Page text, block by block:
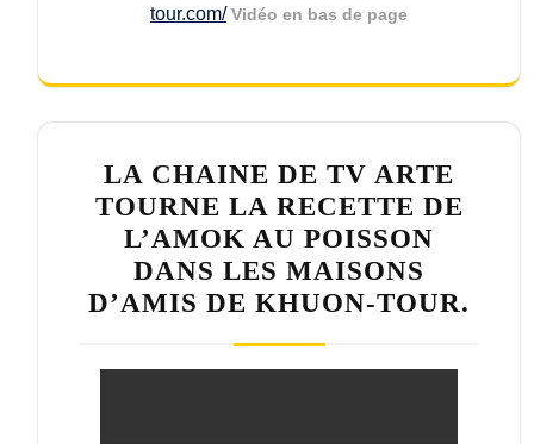
tour.com/ Vidéo en bas de page
LA CHAINE DE TV ARTE
TOURNE LA RECETTE DE
L’AMOK AU POISSON
DANS LES MAISONS
D’AMIS DE KHUON-TOUR.